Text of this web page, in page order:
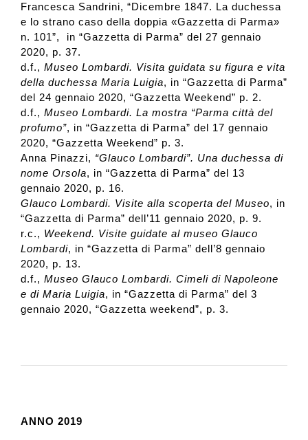
Francesca Sandrini, “Dicembre 1847. La duchessa
e lo strano caso della doppia «Gazzetta di Parma»
n. 101”, in “Gazzetta di Parma” del 27 gennaio
2020, p. 37.
d.f., Museo Lombardi. Visita guidata su figura e vita
della duchessa Maria Luigia, in “Gazzetta di Parma”
del 24 gennaio 2020, “Gazzetta Weekend” p. 2.
d.f., Museo Lombardi. La mostra “Parma città del
profumo”, in “Gazzetta di Parma” del 17 gennaio
2020, “Gazzetta Weekend” p. 3.
Anna Pinazzi, “Glauco Lombardi”. Una duchessa di
nome Orsola, in “Gazzetta di Parma” del 13
gennaio 2020, p. 16.
Glauco Lombardi. Visite alla scoperta del Museo, in
“Gazzetta di Parma” dell’11 gennaio 2020, p. 9.
r.c., Weekend. Visite guidate al museo Glauco
Lombardi, in “Gazzetta di Parma” dell’8 gennaio
2020, p. 13.
d.f., Museo Glauco Lombardi. Cimeli di Napoleone
e di Maria Luigia, in “Gazzetta di Parma” del 3
gennaio 2020, “Gazzetta weekend”, p. 3.
ANNO 2019